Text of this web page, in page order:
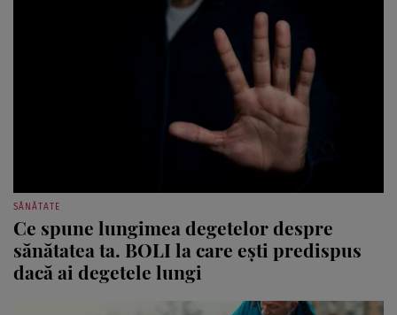
SĂNĂTATE
Ce spune lungimea degetelor despre
sănătatea ta. BOLI la care ești predispus
dacă ai degetele lungi